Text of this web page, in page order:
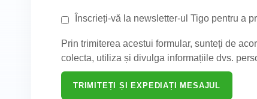
Înscrieți-vă la newsletter-ul Tigo pentru a
Prin trimiterea acestui formular, sunteți de
colecta, utiliza și divulga informațiile dvs.